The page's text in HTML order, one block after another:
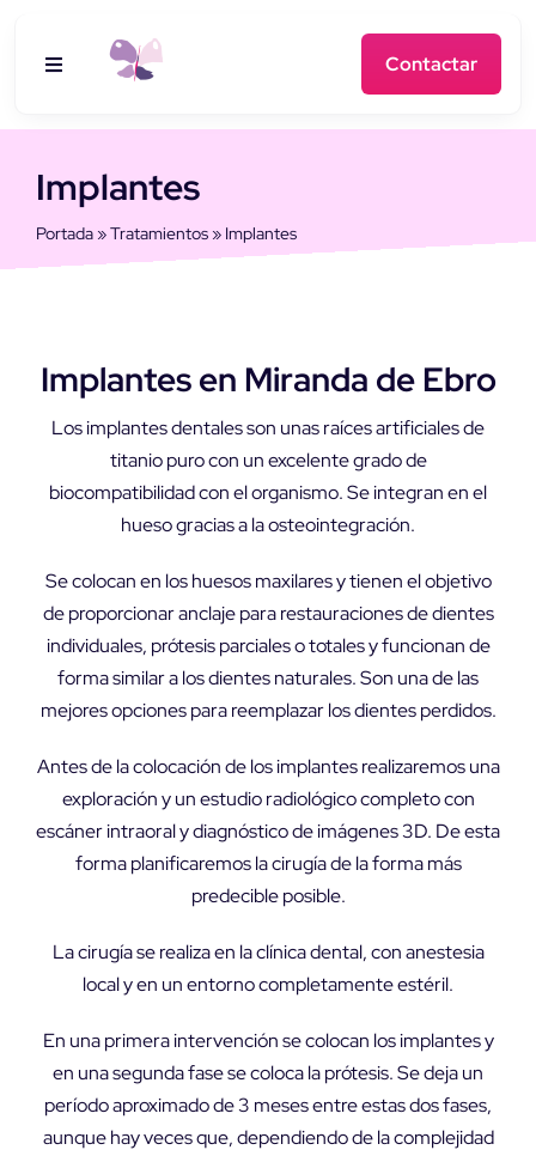
contenido
Contactar
Toggle
Clínica dental
Diagnósticos
Implantes
Portada»Tratamientos» Implantes
Implantes en Miranda de Ebro
Los implantes dentales son unas raíces artificiales de
titanio puro con un excelente grado de
biocompatibilidad con el organismo. Se integran en el
hueso gracias a la osteointegración.
Se colocan en los huesos maxilares y tienen el objetivo
de proporcionar anclaje para restauraciones de dientes
individuales, prótesis parciales o totales y funcionan de
forma similar a los dientes naturales. Son una de las
mejores opciones para reemplazar los dientes perdidos.
Antes de la colocación de los implantes realizaremos una
exploración y un estudio radiológico completo con
escáner intraoral y diagnóstico de imágenes 3D. De esta
forma planificaremos la cirugía de la forma más
predecible posible.
La cirugía se realiza en la clínica dental, con anestesia
local y en un entorno completamente estéril.
En una primera intervención se colocan los implantes y
en una segunda fase se coloca la prótesis. Se deja un
período aproximado de 3 meses entre estas dos fases,
aunque hay veces que, dependiendo de la complejidad